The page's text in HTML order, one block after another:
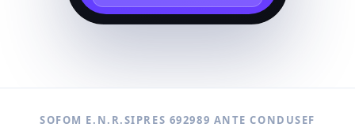
SOFOM E.N.R.SIPRES 692989 ANTE CONDUSEF